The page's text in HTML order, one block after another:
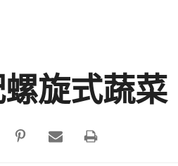
旋式蔬菜